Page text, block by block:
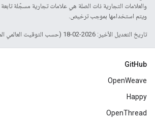
ويتم استخدامها بموجب ترخيص.
تاريخ التعديل الأخير: 2026-02-18 (حسب التوقيت العالمي المتفَّق عليه)
GitHub
OpenWeave
Happy
OpenThread